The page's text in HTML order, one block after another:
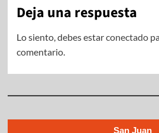
Deja una respuesta
Lo siento, debes estarconectado
comentario.
San Juan